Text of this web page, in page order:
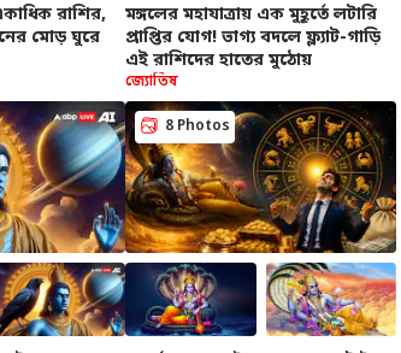
রাশির,
মোড় ঘুরে
মঙ্গলের মহাযাত্রায় এক মুহূর্তে লটারি
প্রাপ্তির যোগ! ভাগ্য বদলে ফ্ল্যাট-গাড়ি
এই রাশিদের হাতের মুঠোয়
জ্যোতিষ
8 Photos